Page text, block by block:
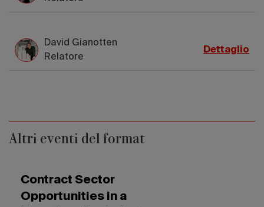
David Gianotten
Relatore
Dettaglio
Altri eventi del format
Contract Sector
Opportunities in a